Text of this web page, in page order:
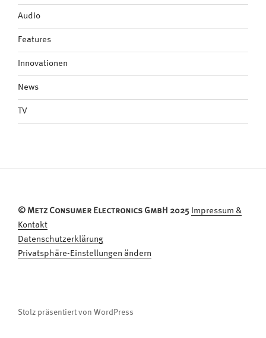
Audio
Features
Innovationen
News
TV
© Metz Consumer Electronics GmbH 2025 Impressum &
Kontakt
Datenschutzerklärung
Privatsphäre-Einstellungen ändern
Stolz präsentiert von WordPress